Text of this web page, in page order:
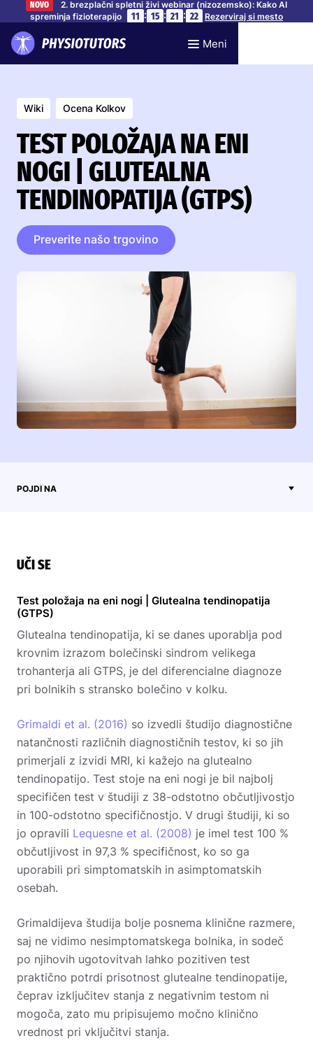
NOVO
2. brezplačni spletni živi webinar (nizozemsko): Kako AI
spreminja fizioterapijo
11 : 15 : 21 : 21 Rezerviraj si mesto
Meni
Wiki Ocena Kolkov
TEST POLOŽAJA NA ENI
NOGI | GLUTEALNA
TENDINOPATIJA (GTPS)
Preverite našo trgovino
POJDI NA
UČI SE
Test položaja na eni nogi | Glutealna tendinopatija
(GTPS)
Glutealna tendinopatija, ki se danes uporablja pod
krovnim izrazom bolečinski sindrom velikega
trohanterja ali GTPS, je del diferencialne diagnoze
pri bolnikih s stransko bolečino v kolku.
Grimaldi et al. (2016) so izvedli študijo diagnostične
natančnosti različnih diagnostičnih testov, ki so jih
primerjali z izvidi MRI, ki kažejo na glutealno
tendinopatijo. Test stoje na eni nogi je bil najbolj
specifičen test v študiji z 38-odstotno občutljivostjo
in 100-odstotno specifičnostjo. V drugi študiji, ki so
jo opravili Lequesne et al. (2008) je imel test 100 %
občutljivost in 97,3 % specifičnost, ko so ga
uporabili pri simptomatskih in asimptomatskih
osebah.
Grimaldijeva študija bolje posnema klinične razmere,
saj ne vidimo nesimptomatskega bolnika, in sodeč
po njihovih ugotovitvah lahko pozitiven test
praktično potrdi prisotnost glutealne tendinopatije,
čeprav izključitev stanja z negativnim testom ni
mogoča, zato mu pripisujemo močno klinično
vrednost pri vključitvi stanja.